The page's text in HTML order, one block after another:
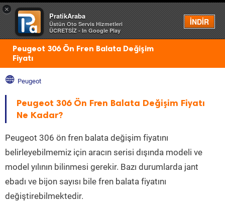
×
PratikAraba
Üstün Oto Servis Hizmetleri
ÜCRETSİZ - In Google Play
İNDİR
Menü
Peugeot 306 Ön Fren Balata Değişim
Fiyatı
Peugeot
Peugeot 306 Ön Fren Balata Değişim Fiyatı
Ne Kadar?
Peugeot 306 ön fren balata değişim fiyatını
belirleyebilmemiz için aracın serisi dışında modeli ve
model yılının bilinmesi gerekir. Bazı durumlarda jant
ebadı ve bijon sayısı bile fren balata fiyatını
değiştirebilmektedir.